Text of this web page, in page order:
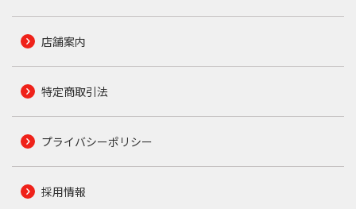
店舗案内
特定商取引法
プライバシーポリシー
採用情報